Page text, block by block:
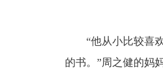
“他从小比较喜
的书。”周之健的妈